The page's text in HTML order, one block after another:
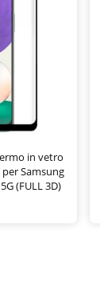
in vetro
Samsung
(FULL 3D)